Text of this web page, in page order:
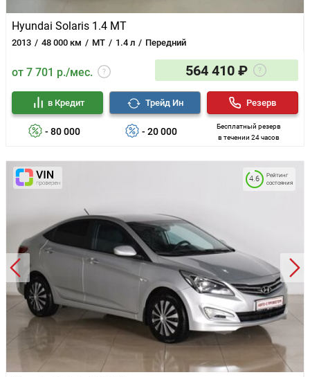
Hyundai Solaris 1.4 MT
2013 48 000 км MT 1.4 л Передний
от 7 701 р./мес. 564 410 ₽
- 80 000
в Кредит
- 20 000
Трейд Ин
Бесплатный резерв
в течении 24 часов
Резерв
Рейтинг
состояния
4.6